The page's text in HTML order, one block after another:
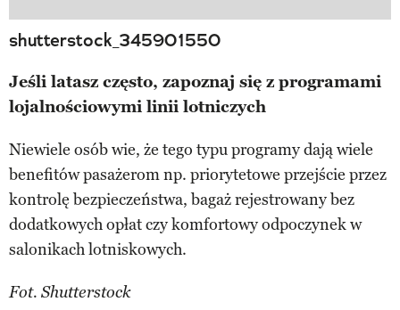
shutterstock_345901550
Jeśli latasz często, zapoznaj się z programami
lojalnościowymi linii lotniczych
Niewiele osób wie, że tego typu programy dają wiele
benefitów pasażerom np. priorytetowe przejście przez
kontrolę bezpieczeństwa, bagaż rejestrowany bez
dodatkowych opłat czy komfortowy odpoczynek w
salonikach lotniskowych.
Fot. Shutterstock